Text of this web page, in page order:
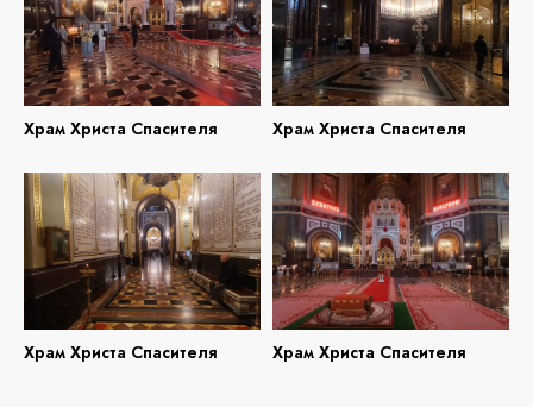
Храм Христа Спасителя Храм Христа Спасителя
Храм Христа Спасителя Храм Христа Спасителя